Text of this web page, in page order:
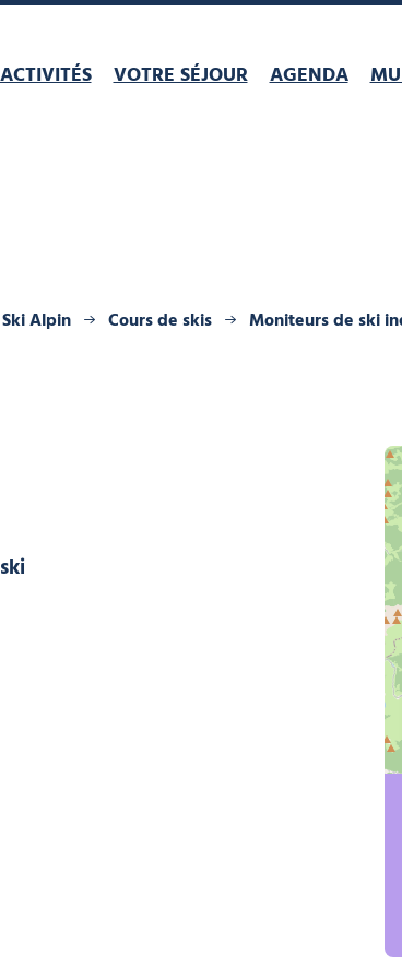
ACTIVITÉS VOTRE SÉJOUR AGENDA
Ski Alpin Cours de skis Moniteurs de ski
bski, © B ski school